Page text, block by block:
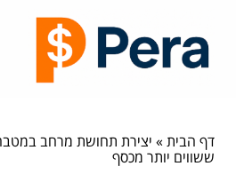
דף הבית» יצירת תחושת מרחב
ששווים יותר מכסף